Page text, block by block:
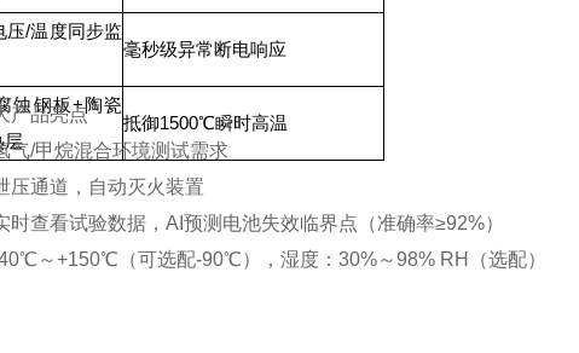
压/温度同步监
毫秒级异常断电响应
蚀钢板+陶瓷
层
抵御1500℃瞬时高温
产品亮点
气/甲烷混合环境测试需求
压通道，自动灭火装置
时查看试验数据，AI预测电池失效临界点（准确率≥92%）
～+150℃（可选配-90℃），湿度：30%～98% RH（选配）